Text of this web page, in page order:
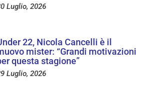
Luglio, 2026
22, Nicola Cancelli è il
mister: “Grandi motivazioni
questa stagione”
Luglio, 2026